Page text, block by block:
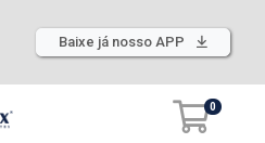
Baixe já nosso APP
0